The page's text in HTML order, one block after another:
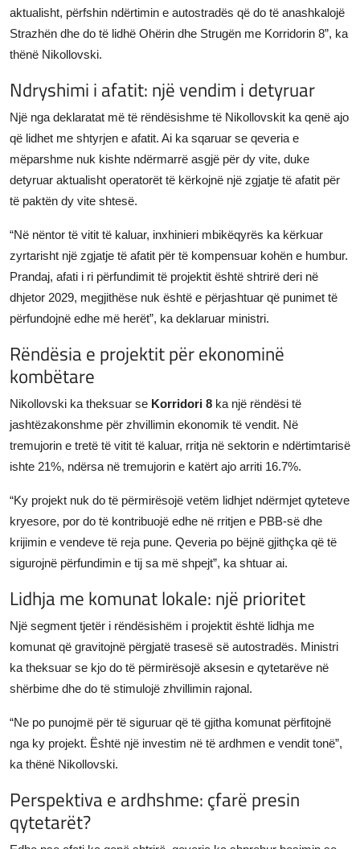
aktualisht, përfshin ndërtimin e autostradës që do të anashkalojë
Strazhën dhe do të lidhë Ohërin dhe Strugën me Korridorin 8”, ka
thënë Nikollovski.
Ndryshimi i afatit: një vendim i detyruar
Një nga deklaratat më të rëndësishme të Nikollovskit ka qenë ajo
që lidhet me shtyrjen e afatit. Ai ka sqaruar se qeveria e
mëparshme nuk kishte ndërmarrë asgjë për dy vite, duke
detyruar aktualisht operatorët të kërkojnë një zgjatje të afatit për
të paktën dy vite shtesë.
“Në nëntor të vitit të kaluar, inxhinieri mbikëqyrës ka kërkuar
zyrtarisht një zgjatje të afatit për të kompensuar kohën e humbur.
Prandaj, afati i ri përfundimit të projektit është shtrirë deri në
dhjetor 2029, megjithëse nuk është e përjashtuar që punimet të
përfundojnë edhe më herët”, ka deklaruar ministri.
Rëndësia e projektit për ekonominë
kombëtare
Nikollovski ka theksuar se Korridori 8 ka një rëndësi të
jashtëzakonshme për zhvillimin ekonomik të vendit. Në
tremujorin e tretë të vitit të kaluar, rritja në sektorin e ndërtimtarisë
ishte 21%, ndërsa në tremujorin e katërt ajo arriti 16.7%.
“Ky projekt nuk do të përmirësojë vetëm lidhjet ndërmjet qyteteve
kryesore, por do të kontribuojë edhe në rritjen e PBB-së dhe
krijimin e vendeve të reja pune. Qeveria po bëjnë gjithçka që të
sigurojnë përfundimin e tij sa më shpejt”, ka shtuar ai.
Lidhja me komunat lokale: një prioritet
Një segment tjetër i rëndësishëm i projektit është lidhja me
komunat që gravitojnë përgjatë trasesë së autostradës. Ministri
ka theksuar se kjo do të përmirësojë aksesin e qytetarëve në
shërbime dhe do të stimulojë zhvillimin rajonal.
“Ne po punojmë për të siguruar që të gjitha komunat përfitojnë
nga ky projekt. Është një investim në të ardhmen e vendit tonë”,
ka thënë Nikollovski.
Perspektiva e ardhshme: çfarë presin
qytetarët?